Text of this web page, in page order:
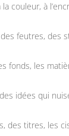
couleur, à
feutres, des
fonds, les
idées qui
des titres, les